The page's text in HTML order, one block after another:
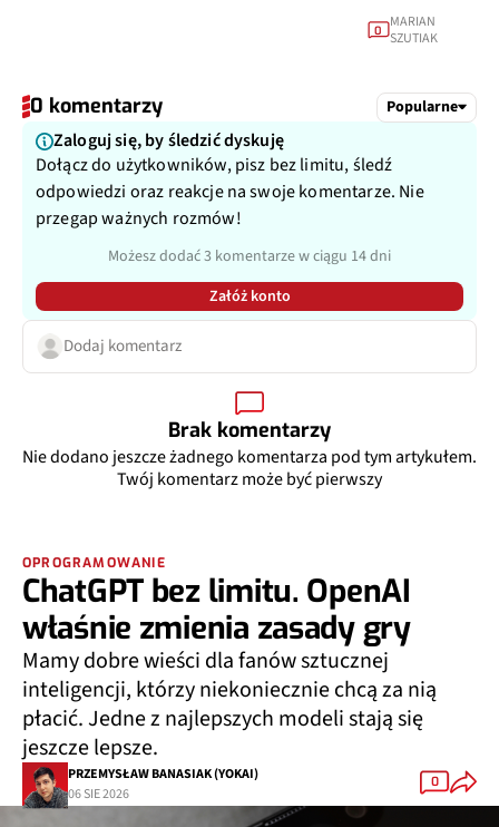
0 MARIAN
SZUTIAK
0 komentarzy Popularne
Zaloguj się, by śledzić dyskuję
Dołącz do użytkowników, pisz bez limitu, śledź
odpowiedzi oraz reakcje na swoje komentarze. Nie
przegap ważnych rozmów!
Możesz dodać 3 komentarze w ciągu 14 dni
Załóż konto
Dodaj komentarz
Brak komentarzy
Nie dodano jeszcze żadnego komentarza pod tym artykułem.
Twój komentarz może być pierwszy
OPROGRAMOWANIE
ChatGPT bez limitu. OpenAI
właśnie zmienia zasady gry
Mamy dobre wieści dla fanów sztucznej
inteligencji, którzy niekoniecznie chcą za nią
płacić. Jedne z najlepszych modeli stają się
jeszcze lepsze.
PRZEMYSŁAW BANASIAK (YOKAI)
06 SIE 2026
0